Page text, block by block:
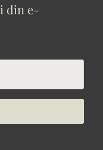
din e-